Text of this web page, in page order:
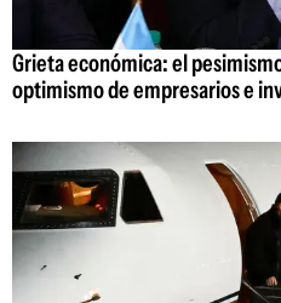
Grieta económica: el
optimismo de empresarios e